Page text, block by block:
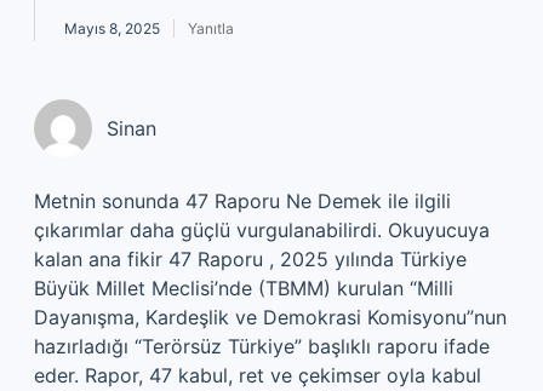
Mayıs 8, 2025 Yanıtla
Sinan
Metnin sonunda 47 Raporu Ne Demek ile ilgili
çıkarımlar daha güçlü vurgulanabilirdi. Okuyucuya
kalan ana fikir 47 Raporu , 2025 yılında Türkiye
Büyük Millet Meclisi’nde (TBMM) kurulan “Milli
Dayanışma, Kardeşlik ve Demokrasi Komisyonu”nun
hazırladığı “Terörsüz Türkiye” başlıklı raporu ifade
eder. Rapor, 47 kabul, ret ve çekimser oyla kabul